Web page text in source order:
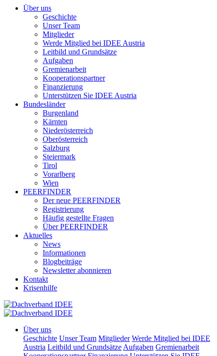
Über uns
Geschichte
Unser Team
Mitglieder
Werde Mitglied bei IDEE Austria
Leitbild und Grundsätze
Aufgaben
Gremienarbeit
Kooperationspartner
Finanzierung
Unterstützen Sie IDEE Austria
Bundesländer
Burgenland
Kärnten
Niederösterreich
Oberösterreich
Salzburg
Steiermark
Tirol
Vorarlberg
Wien
PEERFINDER
Der neue PEERFINDER
Registrierung
Häufig gestellte Fragen
Über PEERFINDER
Aktuelles
News
Informationen
Blogbeiträge
Newsletter abonnieren
Kontakt
Krisenhilfe
Über uns
Geschichte Unser Team Mitglieder Werde Mitglied bei IDEE
Austria Leitbild und Grundsätze Aufgaben Gremienarbeit